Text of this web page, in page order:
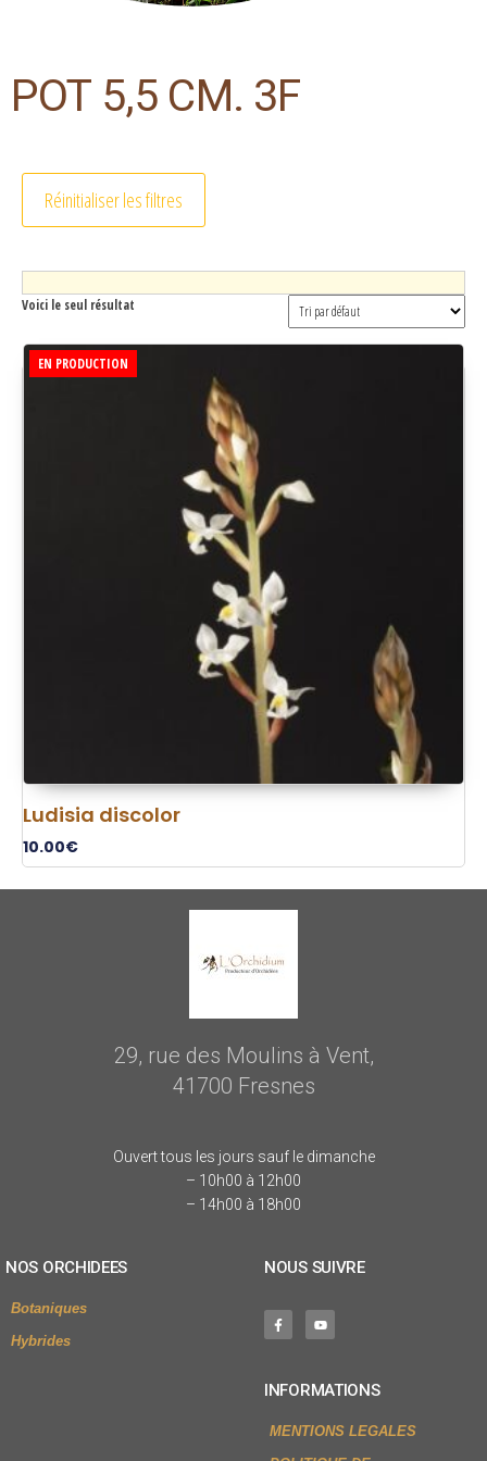
POT 5,5 CM. 3F
Réinitialiser les filtres
Voici le seul résultat
EN PRODUCTION
Ludisia discolor
10.00€
29, rue des Moulins à Vent,
41700 Fresnes
Ouvert tous les jours sauf le dimanche
– 10h00 à 12h00
– 14h00 à 18h00
NOS ORCHIDEES
Botaniques
Hybrides
NOUS SUIVRE
INFORMATIONS
MENTIONS LEGALES